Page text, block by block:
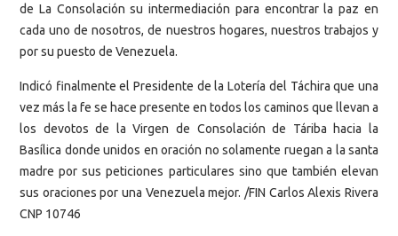
de La Consolación su intermediación para encontrar la paz en
cada uno de nosotros, de nuestros hogares, nuestros trabajos y
por su puesto de Venezuela.
Indicó finalmente el Presidente de la Lotería del Táchira que una
vez más la fe se hace presente en todos los caminos que llevan a
los devotos de la Virgen de Consolación de Táriba hacia la
Basílica donde unidos en oración no solamente ruegan a la santa
madre por sus peticiones particulares sino que también elevan
sus oraciones por una Venezuela mejor. /FIN Carlos Alexis Rivera
CNP 10746